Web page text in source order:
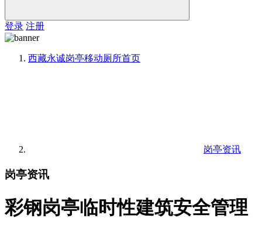
登录 注册
西藏永诚岗亭移动厕所首页
岗亭资讯
岗亭资讯
彩钢岗亭临时性建筑安全管理